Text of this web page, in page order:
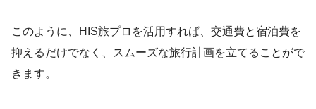
このように、HIS旅プロを活用すれば、交通費と宿泊費を
抑えるだけでなく、スムーズな旅行計画を立てることがで
きます。